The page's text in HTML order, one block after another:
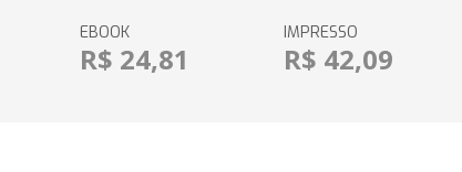
EBOOK
R$ 24,81
IMPRESSO
R$ 42,09